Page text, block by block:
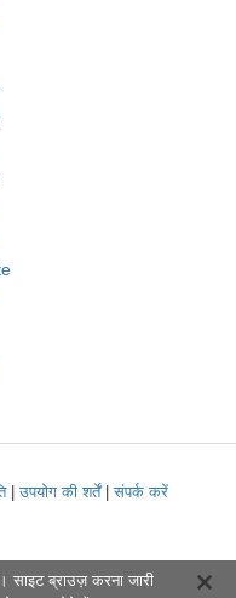
|उपयोग की शर्तें|संपर्क करें
ब्राउज़ करना जारी